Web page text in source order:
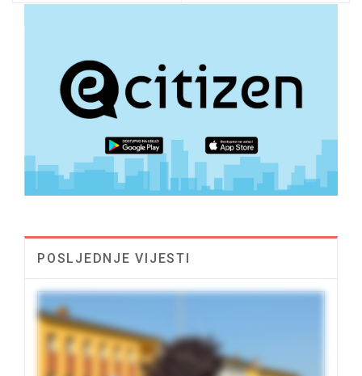
POSLJEDNJE VIJESTI